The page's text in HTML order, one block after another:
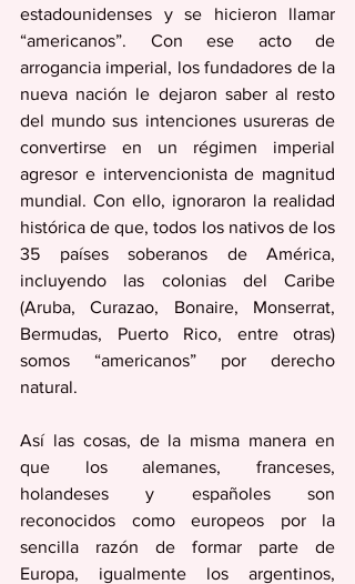
estadounidenses y se hicieron llamar
“americanos”. Con ese acto de
arrogancia imperial, los fundadores de la
nueva nación le dejaron saber al resto
del mundo sus intenciones usureras de
convertirse en un régimen imperial
agresor e intervencionista de magnitud
mundial. Con ello, ignoraron la realidad
histórica de que, todos los nativos de los
35 países soberanos de América,
incluyendo las colonias del Caribe
(Aruba, Curazao, Bonaire, Monserrat,
Bermudas, Puerto Rico, entre otras)
somos “americanos” por derecho
natural.
Así las cosas, de la misma manera en
que los alemanes, franceses,
holandeses y españoles son
reconocidos como europeos por la
sencilla razón de formar parte de
Europa, igualmente los argentinos,